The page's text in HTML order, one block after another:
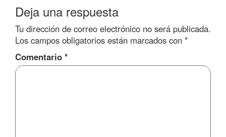
Deja una respuesta
Tu dirección de correo electrónico no será publicada.
Los campos obligatorios están marcados con *
Comentario *